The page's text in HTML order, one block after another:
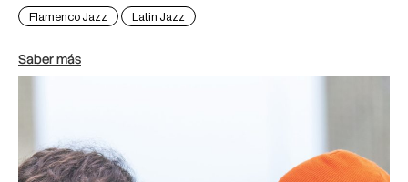
Flamenco Jazz Latin Jazz
Saber más